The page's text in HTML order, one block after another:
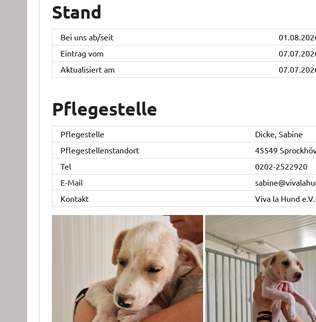
Stand
Bei uns ab/seit
Eintrag vom
Aktualisiert am
Pflegestelle
Pflegestelle
Dicke, Sabine
Pflegestellenstandort
45549
Tel
0202-2522920
E-Mail
Kontakt
Viva la Hund e.V.